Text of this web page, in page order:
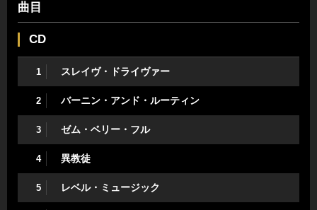
曲目
CD
1 スレイヴ・ドライヴァー
2 バーニン・アンド・ルーティン
3 ゼム・ベリー・フル
4 異教徒
5 レベル・ミュージック